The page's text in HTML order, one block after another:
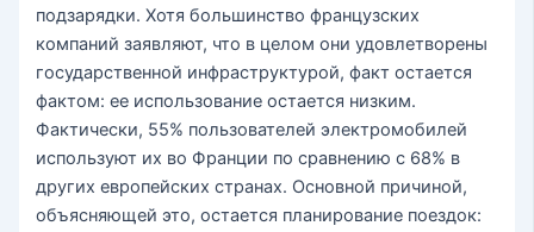
подзарядки. Хотя большинство французских
компаний заявляют, что в целом они удовлетворены
государственной инфраструктурой, факт остается
фактом: ее использование остается низким.
Фактически, 55% пользователей электромобилей
используют их во Франции по сравнению с 68% в
других европейских странах. Основной причиной,
объясняющей это, остается планирование поездок: